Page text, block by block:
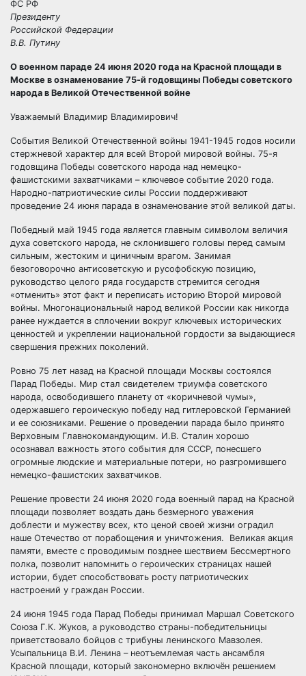
ФС РФ
Президенту
Российской Федерации
В.В. Путину
О военном параде 24 июня 2020 года на Красной площади в
Москве в ознаменование 75-й годовщины Победы советского
народа в Великой Отечественной войне
Уважаемый Владимир Владимирович!
События Великой Отечественной войны 1941-1945 годов носили
стержневой характер для всей Второй мировой войны. 75-я
годовщина Победы советского народа над немецко-
фашистскими захватчиками – ключевое событие 2020 года.
Народно-патриотические силы России поддерживают
проведение 24 июня парада в ознаменование этой великой даты.
Победный май 1945 года является главным символом величия
духа советского народа, не склонившего головы перед самым
сильным, жестоким и циничным врагом. Занимая
безоговорочно антисоветскую и русофобскую позицию,
руководство целого ряда государств стремится сегодня
«отменить» этот факт и переписать историю Второй мировой
войны. Многонациональный народ великой России как никогда
ранее нуждается в сплочении вокруг ключевых исторических
ценностей и укреплении национальной гордости за выдающиеся
свершения прежних поколений.
Ровно 75 лет назад на Красной площади Москвы состоялся
Парад Победы. Мир стал свидетелем триумфа советского
народа, освободившего планету от «коричневой чумы»,
одержавшего героическую победу над гитлеровской Германией
и ее союзниками. Решение о проведении парада было принято
Верховным Главнокомандующим. И.В. Сталин хорошо
осознавал важность этого события для СССР, понесшего
огромные людские и материальные потери, но разгромившего
немецко-фашистских захватчиков.
Решение провести 24 июня 2020 года военный парад на Красной
площади позволяет воздать дань безмерного уважения
доблести и мужеству всех, кто ценой своей жизни оградил
наше Отечество от порабощения и уничтожения. Великая акция
памяти, вместе с проводимым позднее шествием Бессмертного
полка, позволит напомнить о героических страницах нашей
истории, будет способствовать росту патриотических
настроений у граждан России.
24 июня 1945 года Парад Победы принимал Маршал Советского
Союза Г.К. Жуков, а руководство страны-победительницы
приветствовало бойцов с трибуны ленинского Мавзолея.
Усыпальница В.И. Ленина – неотъемлемая часть ансамбля
Красной площади, который закономерно включён решением